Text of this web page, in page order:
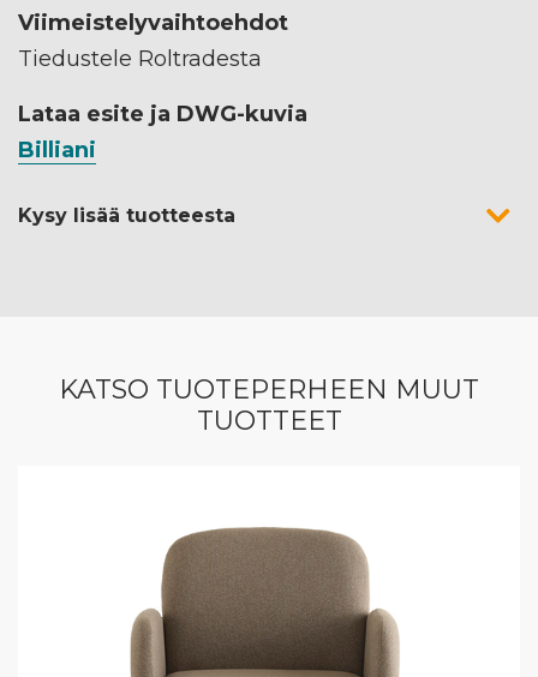
Viimeistelyvaihtoehdot
Tiedustele Roltradesta
Lataa esite ja DWG-kuvia
Billiani
Kysy lisää tuotteesta
KATSO TUOTEPERHEEN MUUT
TUOTTEET